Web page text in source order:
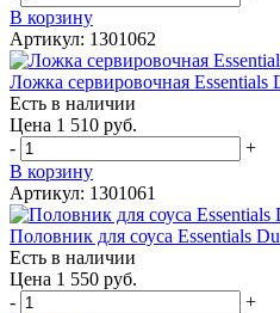
В корзину
Артикул: 1301062
Ложка сервировочная Essentials
Есть в наличии
Цена 1 510 руб.
-
+
В корзину
Артикул: 1301061
Половник для соуса Essentials
Есть в наличии
Цена 1 550 руб.
-
+